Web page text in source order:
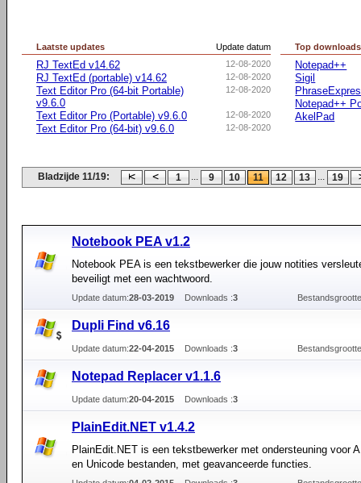
Update datum
Laatste updates
12-08-2020
RJ TextEd v14.62
12-08-2020
RJ TextEd (portable) v14.62
12-08-2020
Text Editor Pro (64-bit Portable)
v9.6.0
12-08-2020
Text Editor Pro (Portable) v9.6.0
12-08-2020
Text Editor Pro (64-bit) v9.6.0
Top downloads
Notepad++
Sigil
Notepad++
AkelPad
Bladzijde 11/19: 1 ... 9 10 11 12 13 ... 19
Notebook PEA v1.2
Notebook PEA is een tekstbewerker die jouw notities
beveiligt met een wachtwoord.
Update datum:28-03-2019 Downloads :3
Dupli Find v6.16
Update datum:22-04-2015 Downloads :3
Notepad Replacer v1.1.6
Update datum:20-04-2015 Downloads :3
PlainEdit.NET v1.4.2
PlainEdit.NET is een tekstbewerker met ondersteuning voor
en Unicode bestanden, met geavanceerde functies.